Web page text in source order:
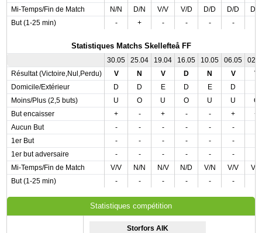
Mi-Temps/Fin de Match N/N D/N V/V V/D D/D D/D
D/
But (1-25 min)
- + - - - -
Statistiques Matchs Skellefteå FF
30.05 25.04 19.04 16.05 10.05 06.05
Résultat (Victoire,Nul,Perdu)
V N V D N V
V
Domicile/Extérieur
D D E D E D
Moins/Plus (2,5 buts)
U O U O U U
O
But encaisser
+ - + - - +
+
Aucun But
- - - - - -
1er But
- - - - - -
1er but adversaire
- - - - - -
Mi-Temps/Fin de Match
V/V N/N N/V N/D V/N V/V
V/V
But (1-25 min)
- - - - - -
Statistiques compétition
Storfors AIK